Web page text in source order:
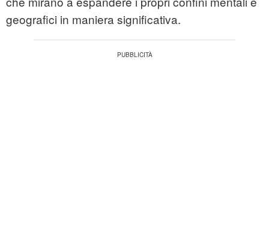
geografici in maniera significativa.